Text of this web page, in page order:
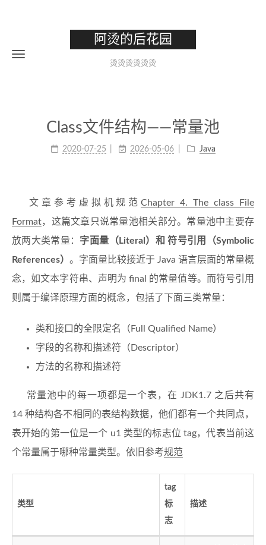
阿烫的后花园
烫烫烫烫烫烫
Class文件结构——常量池
2020-07-25 2026-05-06 Java
文章参考虚拟机规范Chapter 4. The class File
Format，这篇文章只说常量池相关部分。常量池中主要存
放两大类常量： 字面量（Literal）和 符号引用（Symbolic
References） 。字面量比较接近于 Java 语言层面的常量概
念，如文本字符串、声明为 final 的常量值等。而符号引用
则属于编译原理方面的概念，包括了下面三类常量：
类和接口的全限定名（Full Qualified Name）
字段的名称和描述符（Descriptor）
方法的名称和描述符
常量池中的每一项都是一个表，在 JDK1.7 之后共有
14 种结构各不相同的表结构数据，他们都有一个共同点，
表开始的第一位是一个 u1 类型的标志位 tag，代表当前这
个常量属于哪种常量类型。依旧参考规范
类型
tag
标
志
描述